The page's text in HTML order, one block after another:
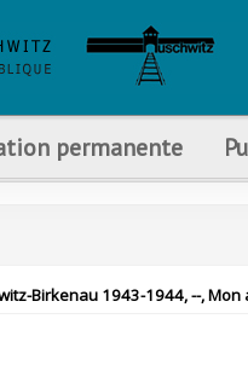
permanente
Birkenau 1943-1944, --, Mon